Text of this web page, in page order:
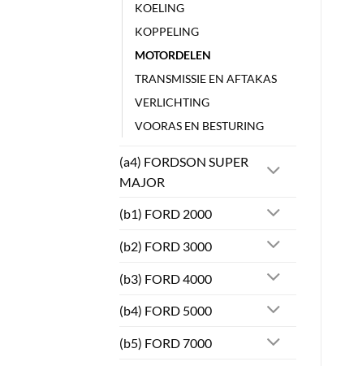
KOELING
KOPPELING
MOTORDELEN
TRANSMISSIE EN AFTAKAS
VERLICHTING
VOORAS EN BESTURING
(a4) FORDSON SUPER
MAJOR
(b1) FORD 2000
(b2) FORD 3000
(b3) FORD 4000
(b4) FORD 5000
(b5) FORD 7000